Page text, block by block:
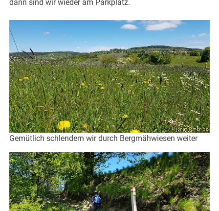
dann sind wir wieder am Parkplatz.
Gemütlich schlendern wir durch Bergmähwiesen weiter